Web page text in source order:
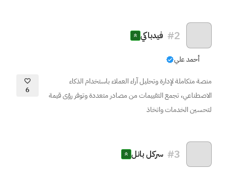
#2 فيدباكي
أحمد علي
منصة متكاملة لإدارة وتحليل آراء العملاء باستخدام الذكاء
الاصطناعي، تجمع التقييمات من مصادر متعددة وتوفر رؤى قيمة
لتحسين الخدمات واتخاذ
6
#3 سركل بانل